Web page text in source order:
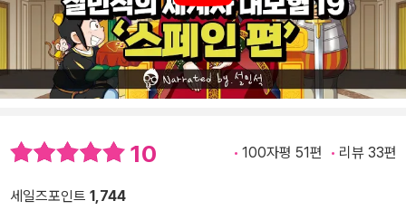
10 100자평 51편 리뷰 33편
세일즈포인트 1,744